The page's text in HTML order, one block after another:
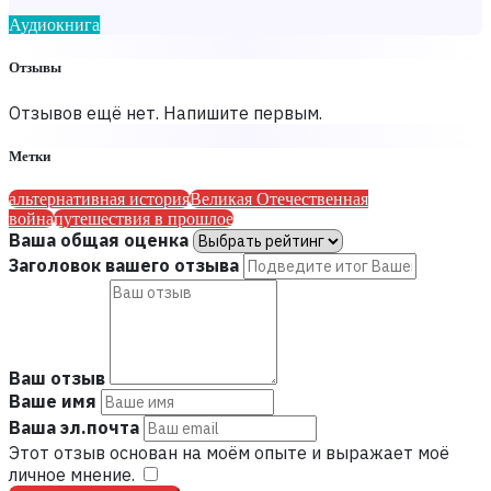
Аудиокнига
Отзывы
Отзывов ещё нет. Напишите первым.
Метки
альтернативная историяВеликая Отечественная
войнапутешествия в прошлое
Ваша общая оценка
Заголовок вашего отзыва
Ваш отзыв
Ваше имя
Ваша эл.почта
Этот отзыв основан на моём опыте и выражает моё
личное мнение.